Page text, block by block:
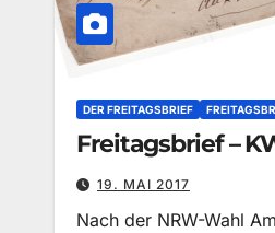
DER FREITAGSBRIEF
Freitagsbrief –
19. MAI 2017
Nach der NRW-Wahl